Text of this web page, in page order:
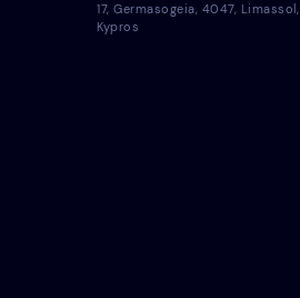
17, Germasogeia, 4047, Limassol,
Kypros